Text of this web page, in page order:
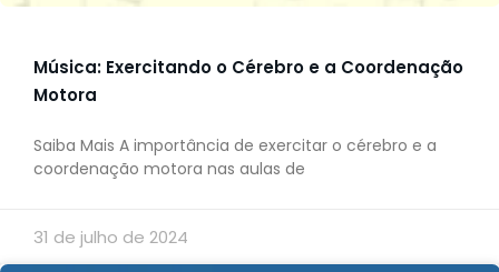
Música: Exercitando o Cérebro e a Coordenação
Motora
Saiba Mais A importância de exercitar o cérebro e a
coordenação motora nas aulas de
31 de julho de 2024